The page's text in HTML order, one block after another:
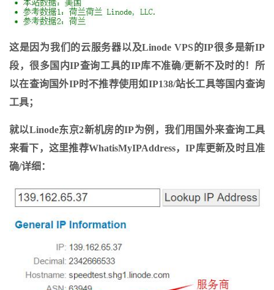
这是因为我们的云服务器以及Linode VPS的IP很多是新IP
段，很多国内IP查询工具的IP库不准确/更新不及时的！所
以在查询国外IP时不推荐使用如IP138/站长工具等国内查询
工具；
就以Linode东京2新机房的IP为例，我们用国外来查询工具
来看下，这里推荐WhatisMyIPAddress，IP库更新及时且准
确/详细：